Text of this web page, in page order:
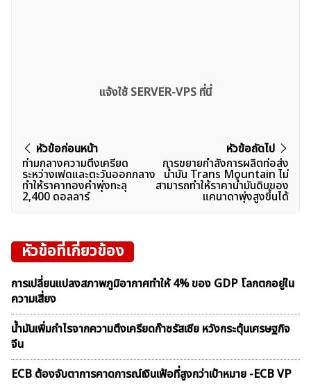
แจ้งใช้ SERVER-VPS ที่นี่
แนะแนว
เรื่อง
หัวข้อก่อนหน้า
ท่ามกลางความตึงเครียด
ระหว่างเฟดและตะวันออกกลาง
ทำให้ราคาทองคำพุ่งทะลุ
2,400 ดอลลาร์
หัวข้อถัดไป
การขยายกำลังการผลิตท่อส่ง
น้ำมัน Trans Mountain ไม่
สามารถทำให้ราคาน้ำมันดิบของ
แคนาดาพุ่งสูงขึ้นได้
หัวข้อที่เกี่ยวข้อง
การเปลี่ยนแปลงสภาพภูมิอากาศทำให้ 4% ของ GDP โลกตกอยู่ใน
ความเสี่ยง
น้ำมันเพิ่มกำไรจากความตึงเครียดก๊าซรัสเซีย หวังกระตุ้นเศรษฐกิจ
จีน
ECB ต้องจับตาการคาดการณ์เงินเฟ้อที่สูงกว่าเป้าหมาย -ECB VP